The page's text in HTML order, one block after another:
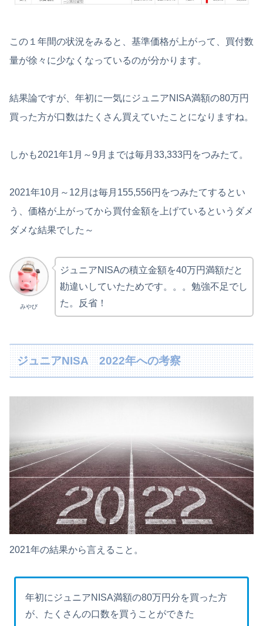
この１年間の状況をみると、基準価格が上がって、買付数
量が徐々に少なくなっているのが分かります。
結果論ですが、年初に一気にジュニアNISA満額の80万円
買った方が口数はたくさん買えていたことになりますね。
しかも2021年1月～9月までは毎月33,333円をつみたて。
2021年10月～12月は毎月155,556円をつみたてするとい
う、価格が上がってから買付金額を上げているというダメ
ダメな結果でした～
みやび
ジュニアNISAの積立金額を40万円満額だと
勘違いしていたためです。。。勉強不足でし
た。反省！
ジュニアNISA 2022年への考察
2021年の結果から言えること。
年初にジュニアNISA満額の80万円分を買った方
が、たくさんの口数を買うことができた